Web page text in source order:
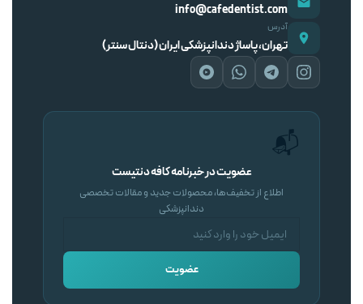
info@cafedentist.com
آدرس
تهران، پاساژ دندانپزشکی ایران (دنتال سنتر)
📬
عضویت در خبرنامه کافه دنتیست
اطلاع از تخفیف‌ها، محصولات جدید و مقالات تخصصی
دندانپزشکی
عضویت